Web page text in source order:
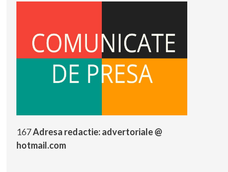
167Adresa redactie: advertoriale @
hotmail.com